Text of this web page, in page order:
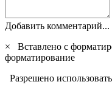
Добавить комментарий...
×
Вставлено с
форматирование
Разрешено